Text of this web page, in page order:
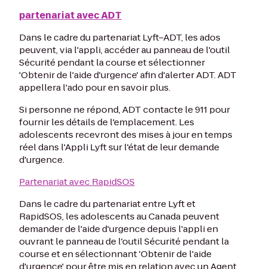
partenariat avec ADT
Dans le cadre du partenariat Lyft–ADT, les ados
peuvent, via l'appli, accéder au panneau de l'outil
Sécurité pendant la course et sélectionner
'Obtenir de l'aide d'urgence' afin d'alerter ADT. ADT
appellera l'ado pour en savoir plus.
Si personne ne répond, ADT contacte le 911 pour
fournir les détails de l'emplacement. Les
adolescents recevront des mises à jour en temps
réel dans l'Appli Lyft sur l'état de leur demande
d'urgence.
Partenariat avec RapidSOS
Dans le cadre du partenariat entre Lyft et
RapidSOS, les adolescents au Canada peuvent
demander de l'aide d'urgence depuis l'appli en
ouvrant le panneau de l'outil Sécurité pendant la
course et en sélectionnant 'Obtenir de l'aide
d'urgence' pour être mis en relation avec un Agent